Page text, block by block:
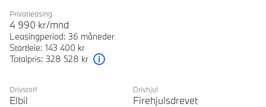
Privatleasing
4 990 kr/mnd
Leasingperiod: 36 måneder
Startleie: 143 400 kr
Totalpris: 328 528 kr
Drivstoff
Elbil
Drivhjul
Firehjulsdrevet